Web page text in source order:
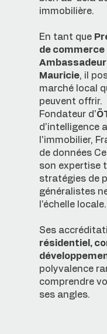
immobilière.
En tant que
de commerce
Ambassadeur
Mauricie, il
marché local
peuvent offrir.
Fondateur d'
d'intelligence
l'immobilier,
de données
son expertise
stratégies de
généralistes
l'échelle locale.
Ses
résidentiel,
polyvalence
comprendre
ses angles.